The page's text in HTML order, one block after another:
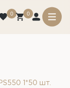
0 0
1*50 шт.